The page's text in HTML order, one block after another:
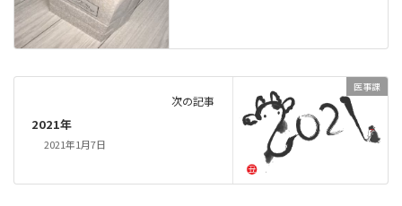
医事課
次の記事
2021年
2021年1月7日